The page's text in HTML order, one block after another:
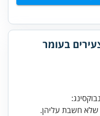
בעומר
שלא חשבת עליהן.